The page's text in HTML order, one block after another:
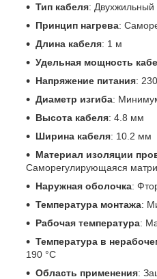
Тип кабеля: Двухжильный
Принцип нагрева:
Длина кабеля: 1 м
Удельная мощность
Напряжение питания:
Диаметр изгиба:
Высота кабеля: 4.8 мм
Ширина кабеля: 10.2 мм
Материал изоляции
Саморегулирующаяся
Наружная оболочка:
Температура монтажа:
Рабочая температура:
Температура в
190 °C
Область применения: